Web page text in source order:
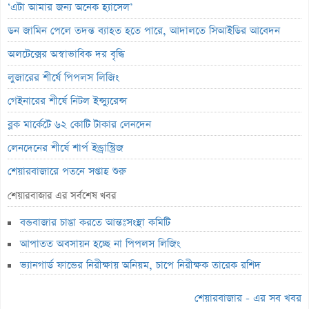
‘এটা আমার জন্য অনেক হ্যাসেল’
ডন জামিন পেলে তদন্ত ব্যাহত হতে পারে, আদালতে সিআইডির আবেদন
অলটেক্সের অস্বাভাবিক দর বৃদ্ধি
লুজারের শীর্ষে পিপলস লিজিং
গেইনারের শীর্ষে নিটল ইন্স্যুরেন্স
ব্লক মার্কেটে ৬২ কোটি টাকার লেনদেন
লেনদেনের শীর্ষে শার্প ইন্ড্রাস্ট্রিজ
শেয়ারবাজারে পতনে সপ্তাহ শুরু
৭ কার্যদিবসে শেয়ারদর ২৪.৬৪% উল্লম্ফন, কারণ জানে না কোম্পানি
পিএসআই ছাড়াই শেয়ারদর ৪০.৪২% বৃদ্ধি, বাড়ছে ঝুঁকির শঙ্কা
ইউনাইটেড ইন্স্যুরেন্সের অস্বাভাবিক দর বৃদ্ধি
ইসলামী ইন্স্যুরেন্সের ইপিএস বেড়েছে ৩০ শতাংশ
শেয়ারবাজার এর সর্বশেষ খবর
বন্ডবাজার চাঙা করতে আন্তঃসংস্থা কমিটি
আপাতত অবসায়ন হচ্ছে না পিপলস লিজিং
ভ্যানগার্ড ফান্ডের নিরীক্ষায় অনিয়ম, চাপে নিরীক্ষক তারেক রশিদ
শেয়ারবাজার - এর সব খবর